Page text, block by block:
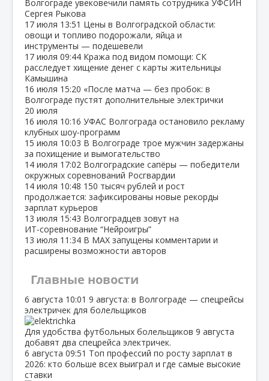
Волгограде увековечили память сотрудника УФСИН
Сергея Рыкова
17 июля 13:51 Цены в Волгоградской области:
овощи и топливо подорожали, яйца и
инструменты — подешевели
17 июля 09:44 Кража под видом помощи: СК
расследует хищение денег с карты жительницы
Камышина
16 июля 15:20 «После матча — без пробок: в
Волгограде пустят дополнительные электрички
20 июля
16 июля 10:16 УФАС Волгограда остановило рекламу
клубных шоу‑программ
15 июля 10:03 В Волгограде трое мужчин задержаны
за похищение и вымогательство
14 июля 17:02 Волгоградские сапёры — победители
окружных соревнований Росгвардии
14 июля 10:48 150 тысяч рублей и рост
продолжается: зафиксированы новые рекорды
зарплат курьеров
13 июля 15:43 Волгоградцев зовут на
ИТ‑соревнование “Нейроигры”
13 июля 11:34 В МАХ запущены комментарии и
расширены возможности авторов
Главные новости
6 августа 10:01 9 августа: в Волгограде — спецрейсы
электричек для болельщиков
Для удобства футбольных болельщиков 9 августа
добавят два спецрейса электричек.
6 августа 09:51 Топ профессий по росту зарплат в
2026: кто больше всех выиграл и где самые высокие
ставки